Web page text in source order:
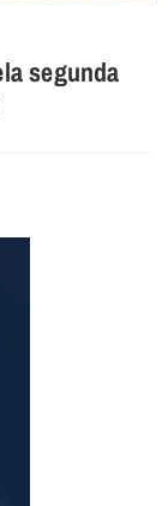
segunda